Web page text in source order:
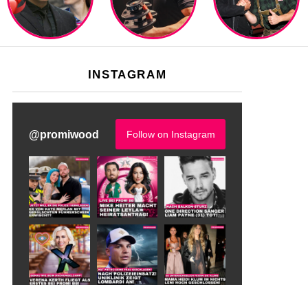
INSTAGRAM
@promiwood Follow on Instagram